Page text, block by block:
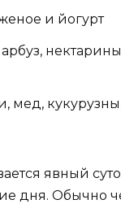
и йогурт
мед,
явный
дня. Обычно